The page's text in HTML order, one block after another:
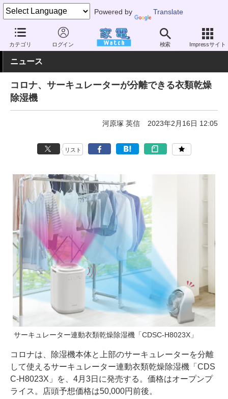
Powered by Translate
カテゴリ ログイン 検索 Impressサイト
家電 Watch 空調家電 加湿器・除湿機 除湿機
ニュース
コロナ、サーキュレーターが分離できる衣類乾燥
除湿機
河原塚 英信 2023年2月16日 12:05
リスト
サーキュレーター連動衣類乾燥除湿機「CDSC-H8023X」
コロナは、除湿機本体と上部のサーキュレーターを分離
して使えるサーキュレーター連動衣類乾燥除湿機「CDS
C-H8023X」を、4月3日に発売する。価格はオープンプ
ライス。店頭予想価格は50,000円前後。